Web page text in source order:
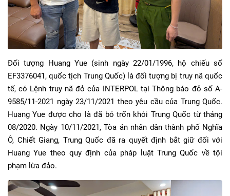
Đối tượng Huang Yue (sinh ngày 22/01/1996, hộ chiếu số
EF3376041, quốc tịch Trung Quốc) là đối tượng bị truy nã quốc
tế, có Lệnh truy nã đỏ của INTERPOL tại Thông báo đỏ số A-
9585/11-2021 ngày 23/11/2021 theo yêu cầu của Trung Quốc.
Huang Yue được cho là đã bỏ trốn khỏi Trung Quốc từ tháng
08/2020. Ngày 10/11/2021, Tòa án nhân dân thành phố Nghĩa
Ô, Chiết Giang, Trung Quốc đã ra quyết định bắt giữ đối với
Huang Yue theo quy định của pháp luật Trung Quốc về tội
phạm lừa đảo.